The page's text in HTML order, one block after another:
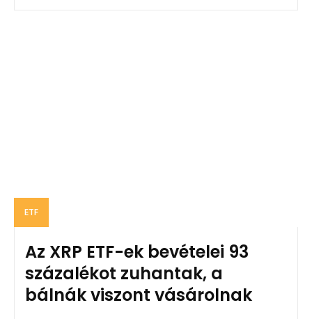
ETF
Az XRP ETF-ek bevételei 93
százalékot zuhantak, a
bálnák viszont vásárolnak